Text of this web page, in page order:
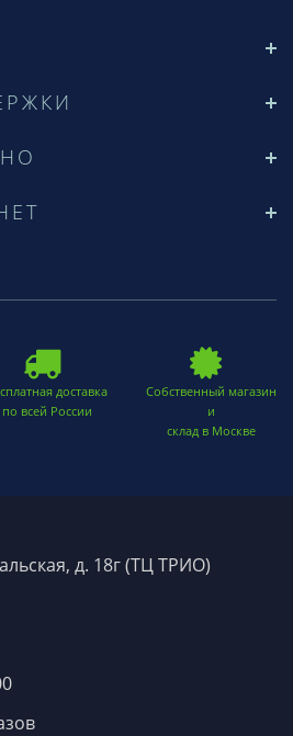
доставка
по всей России
Собственный магазин
и
склад в Москве
д. 18г (ТЦ ТРИО)